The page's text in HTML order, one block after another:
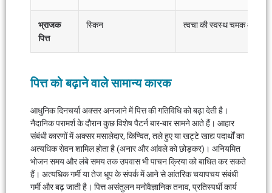
भ्राजक
पित्त
स्किन त्वचा की स्वस्थ चमक और
पित्त को बढ़ाने वाले सामान्य कारक
आधुनिक दिनचर्या अक्सर अनजाने में पित्त की गतिविधि को बढ़ा देती है।
नैदानिक ​​परामर्श के दौरान कुछ विशेष पैटर्न बार-बार सामने आते हैं। आहार
संबंधी कारणों में अक्सर मसालेदार, किण्वित, तले हुए या खट्टे खाद्य पदार्थों का
अत्यधिक सेवन शामिल होता है (अनार और आंवले को छोड़कर)। अनियमित
भोजन समय और लंबे समय तक उपवास भी पाचन क्रिया को बाधित कर सकते
हैं। अत्यधिक गर्मी या तेज धूप के संपर्क में आने से आंतरिक चयापचय संबंधी
गर्मी और बढ़ जाती है। पित्त असंतुलन मनोवैज्ञानिक तनाव, प्रतिस्पर्धी कार्य